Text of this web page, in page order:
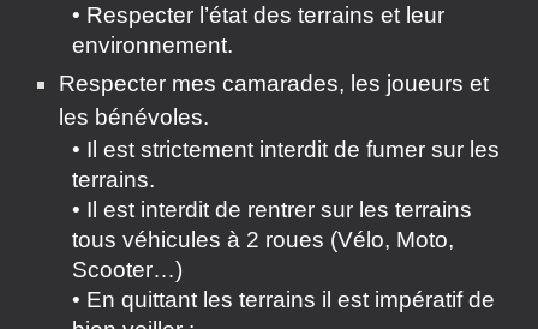
• Respecter l’état des terrains et leur
environnement.
Respecter mes camarades, les joueurs et
les bénévoles.
• Il est strictement interdit de fumer sur les
terrains.
• Il est interdit de rentrer sur les terrains
tous véhicules à 2 roues (Vélo, Moto,
Scooter…)
• En quittant les terrains il est impératif de